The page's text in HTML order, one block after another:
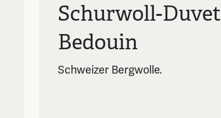
Schurwoll-Duvet
Bedouin
Schweizer Bergwolle.